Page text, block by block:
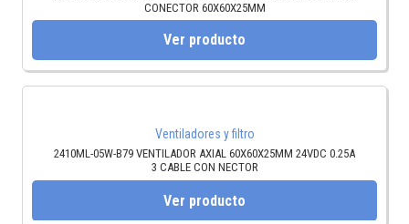
CONECTOR 60X60X25MM
Ver producto
Ventiladores y filtro
2410ML-05W-B79 VENTILADOR AXIAL 60X60X25MM 24VDC 0.25A
3 CABLE CON NECTOR
Ver producto